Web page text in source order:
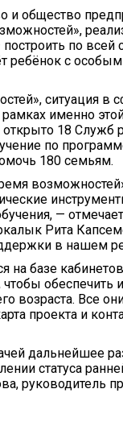
и общество
по всей
ребёнок с
ситуация в
именно
18 Служб
по
180 семьям.
—
Рита
в нашем
базе
обеспечить
возраста. Все
проекта и
дальнейшее
статуса
руководитель